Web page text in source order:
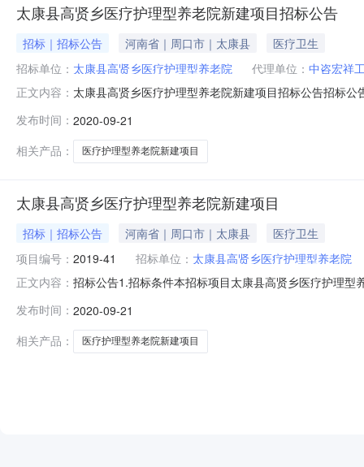
太康县高贤乡医疗护理型养老院新建项目招标公告
招标｜招标公告 河南省｜周口市｜太康县
医疗卫生
招标单位： 太康县高贤乡医疗护理型养老院 代理单位： 中咨宏祥
正文内容： 太康县高贤乡医疗护理型养老院新建项目招标公告招标
招标。2.项目概况与招标范围2.1建设地点:太康县高贤乡
发布时间： 2020-09-21
相关产品：
医疗护理型养老院新建项目
太康县高贤乡医疗护理型养老院新建项目
招标｜招标公告 河南省｜周口市｜太康县
医疗卫生
项目编号： 2019-41 招标单位： 太康县高贤乡医疗护理型养老院
正文内容： 招标公告1.招标条件本招标项目太康县高贤乡医疗护理
汪庄行政村南侧；2.2建设规模：老年养护楼一栋，地上
发布时间： 2020-09-21
相关产品：
医疗护理型养老院新建项目